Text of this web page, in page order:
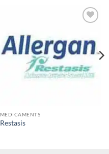
lista de
deseos
MEDICAMENTS
Restasis